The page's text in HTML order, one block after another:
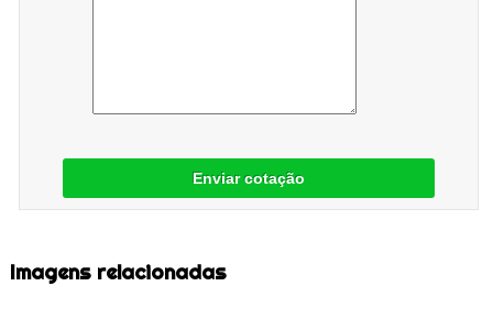
Enviar cotação
Imagens relacionadas